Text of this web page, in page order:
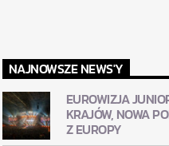
NAJNOWSZE NEWS'Y
EUROWIZJA
KRAJÓW, NOWA
Z EUROPY